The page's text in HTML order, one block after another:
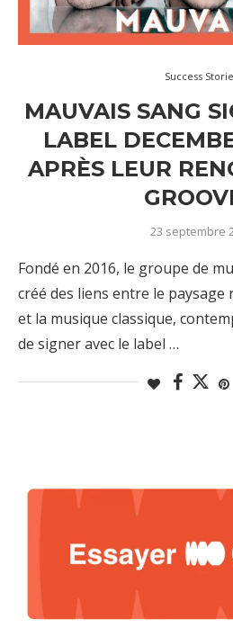
Success
MAUVAIS SANG
LABEL
APRÈS LEUR
23 septembre
Fondé en 2016, le groupe de
créé des liens entre le
et la musique classique,
de signer avec le label …